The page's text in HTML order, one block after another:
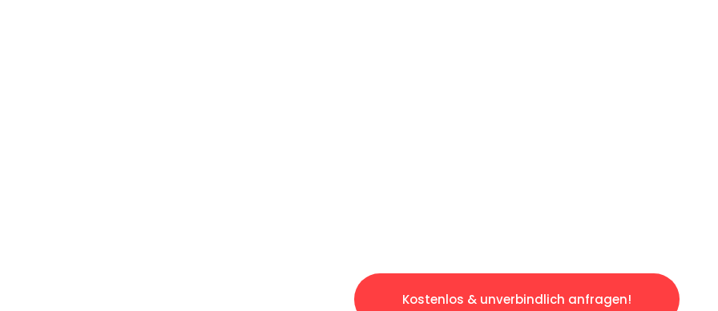
Kostenlos & unverbindlich anfragen!